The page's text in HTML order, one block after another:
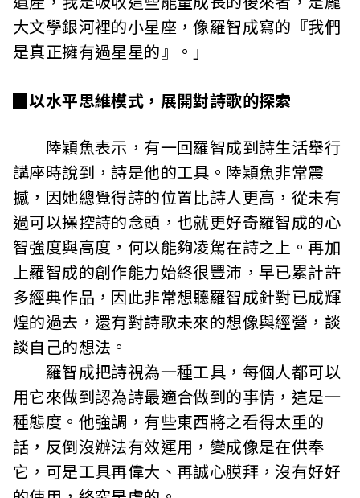
大文學銀河裡的小星座，像羅智成寫的『我們
是真正擁有過星星的』。」
▉以水平思維模式，展開對詩歌的探索
陸穎魚表示，有一回羅智成到詩生活舉行
講座時說到，詩是他的工具。陸穎魚非常震
撼，因她總覺得詩的位置比詩人更高，從未有
過可以操控詩的念頭，也就更好奇羅智成的心
智強度與高度，何以能夠凌駕在詩之上。再加
上羅智成的創作能力始終很豐沛，早已累計許
多經典作品，因此非常想聽羅智成針對已成輝
煌的過去，還有對詩歌未來的想像與經營，談
談自己的想法。
羅智成把詩視為一種工具，每個人都可以
用它來做到認為詩最適合做到的事情，這是一
種態度。他強調，有些東西將之看得太重的
話，反倒沒辦法有效運用，變成像是在供奉
它，可是工具再偉大、再誠心膜拜，沒有好好